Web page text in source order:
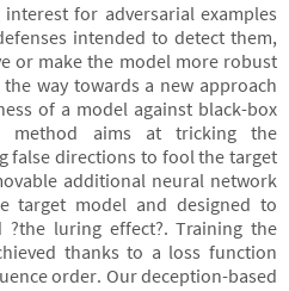
for adversarial examples
intended to detect them,
or make the model more robust
way towards a new approach
of a model against black-box
method aims at tricking the
false directions to fool the target
additional neural network
target model and designed to
?the luring effect?. Training the
thanks to a loss function
order. Our deception-based